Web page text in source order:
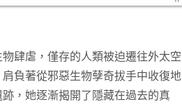
肆虐，僅存的人類被迫遷往外太空
負著從邪惡生物孽奇拔手中收復地
，她逐漸揭開了隱藏在過去的真